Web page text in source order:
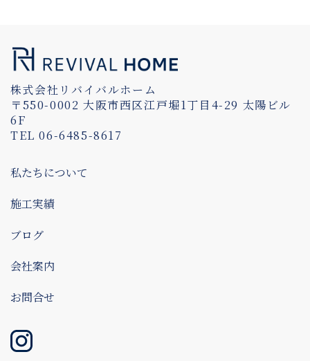
株式会社リバイバルホーム
〒550-0002 大阪市西区江戸堀1丁目4-29 太陽ビル
6F
TEL 06-6485-8617
私たちについて
施工実績
ブログ
会社案内
お問合せ